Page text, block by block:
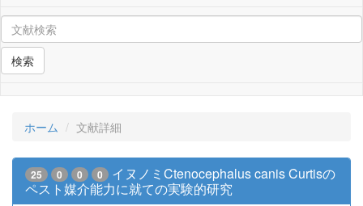
検索
ホーム 文献詳細
25 0 0 0
イヌノミCtenocephalus canis Curtisの
ペスト媒介能力に就ての実験的研究